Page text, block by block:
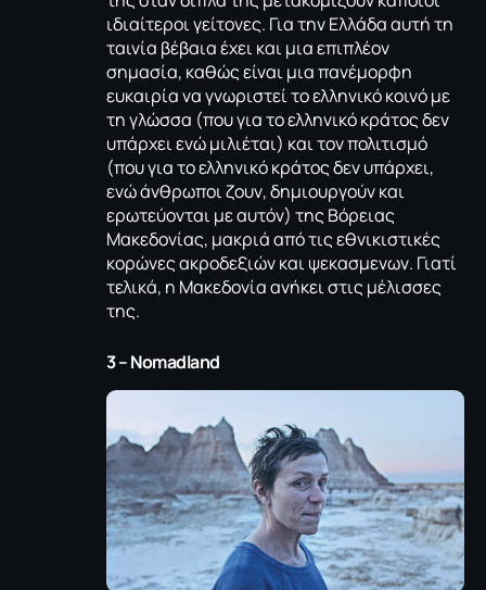
ιδιαίτεροι γείτονες. Για την Ελλάδα αυτή τη
ταινία βέβαια έχει και μια επιπλέον
σημασία, καθώς είναι μια πανέμορφη
ευκαιρία να γνωριστεί το ελληνικό κοινό με
τη γλώσσα (που για το ελληνικό κράτος δεν
υπάρχει ενώ μιλιέται) και τον πολιτισμό
(που για το ελληνικό κράτος δεν υπάρχει,
ενώ άνθρωποι ζουν, δημιουργούν και
ερωτεύονται με αυτόν) της Βόρειας
Μακεδονίας, μακριά από τις εθνικιστικές
κορώνες ακροδεξιών και ψεκασμενων. Γιατί
τελικά, η Μακεδονία ανήκει στις μέλισσες
της.
3 – Nomadland